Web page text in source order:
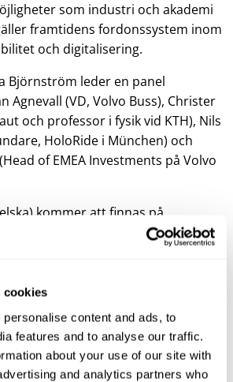
cookies
content and ads, to
features and to analyse our traffic.
about your use of our site with
and analytics partners who
som industri och akademi
framtidens fordonssystem inom
och digitalisering.
Björnström leder en panel
Agnevall (VD, Volvo Buss), Christer
och professor i fysik vid KTH), Nils
HoloRide i München) och
of EMEA Investments på Volvo
kommer att finnas på
samt från och med i morgon att
user-443846336/multimodal-
kontakta:
VD